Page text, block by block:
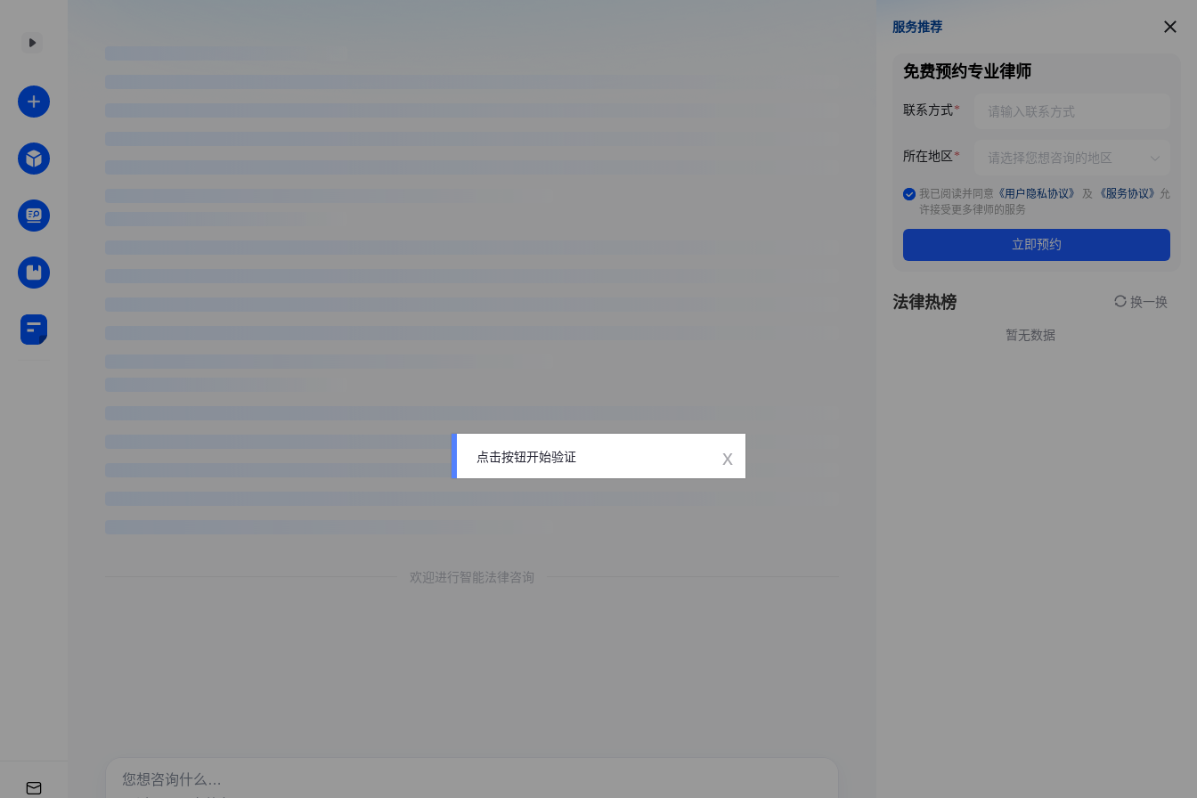
欢迎进行智能法律咨询
服务推荐
服务推荐
免费预约专业律师
联系方式
所在地区
我已阅读并同意 《用户隐私协议》 及 《服务协议》 允
许接受更多律师的服务
立即预约
法律热榜 换一换
暂无数据
点击按钮开始验证 x